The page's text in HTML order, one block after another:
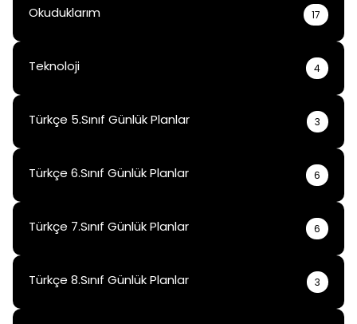
Okuduklarım 17
Teknoloji 4
Türkçe 5.Sınıf Günlük Planlar 3
Türkçe 6.Sınıf Günlük Planlar 6
Türkçe 7.Sınıf Günlük Planlar 6
Türkçe 8.Sınıf Günlük Planlar 3